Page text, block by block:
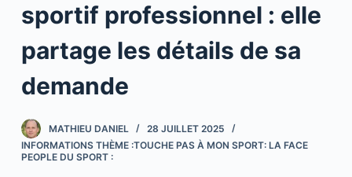
e
n
u
sportif professionnel : elle
partage les détails de sa
demande
MATHIEU DANIEL
28 JUILLET 2025
INFORMATIONS THÈME :TOUCHE PAS À MON SPORT: LA FACE
PEOPLE DU SPORT :